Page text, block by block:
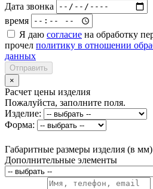
Дата звонка
время
Я даю согласие на обработку
прочел политику в отношении
данных
Отправить
×
Расчет цены изделия
Пожалуйста, заполните поля.
Изделие:
Форма:
Габаритные размеры изделия (в мм)
Дополнительные элементы